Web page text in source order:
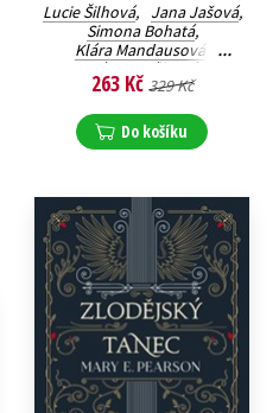
Lucie Šilhová, Jana Jašová,
Simona Bohatá,
Klára Mandausová
Klára Kubíčková ,
Sára Saudková,
263 Kč 329 Kč
Do košíku